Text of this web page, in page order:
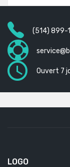
(514) 899-
Ouvert 7
LOGO